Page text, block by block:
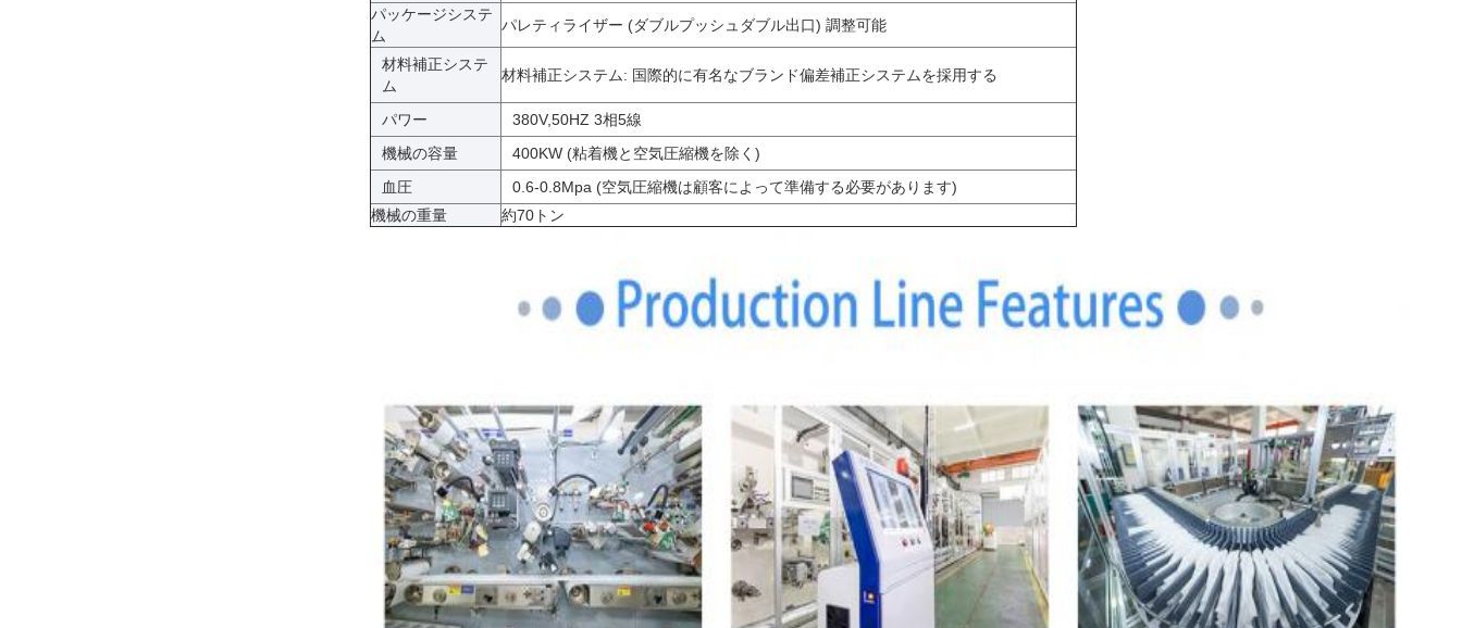
パッケージシステ
ム
パレティライザー (ダブルプッシュダブル出口) 調整可能
材料補正システ
ム
材料補正システム: 国際的に有名なブランド偏差補正システムを採用する
パワー
380V,50HZ 3相5線
機械の容量
400KW (粘着機と空気圧縮機を除く)
血圧
0.6-0.8Mpa (空気圧縮機は顧客によって準備する必要があります)
機械の重量
約70トン